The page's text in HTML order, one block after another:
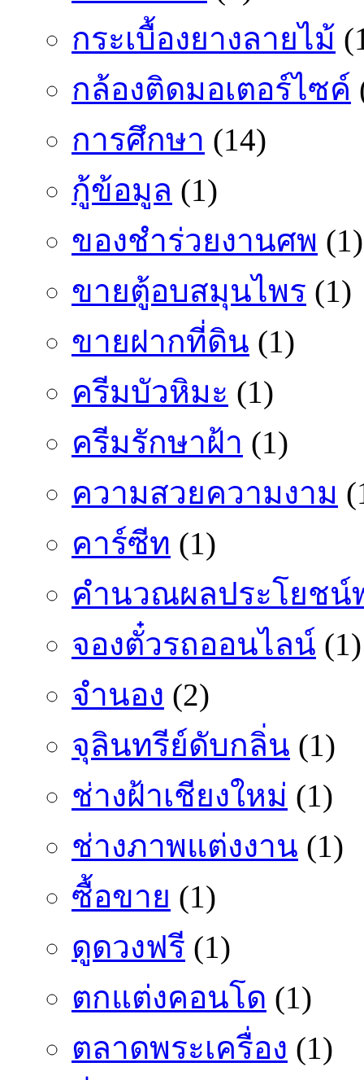
กระเบื้องยางลายไม้
กล้องติดมอเตอร์ไซค์
การศึกษา (14)
กู้ข้อมูล (1)
ของชำร่วยงานศพ (1)
ขายตู้อบสมุนไพร (1)
ขายฝากที่ดิน (1)
ครีมบัวหิมะ (1)
ครีมรักษาฝ้า (1)
ความสวยความงาม
คาร์ซีท (1)
คำนวณผลประโยชน์
จองตั๋วรถออนไลน์ (1)
จำนอง (2)
จุลินทรีย์ดับกลิ่น (1)
ช่างฝ้าเชียงใหม่ (1)
ช่างภาพแต่งงาน (1)
ซื้อขาย (1)
ดูดวงฟรี (1)
ตกแต่งคอนโด (1)
ตลาดพระเครื่อง (1)